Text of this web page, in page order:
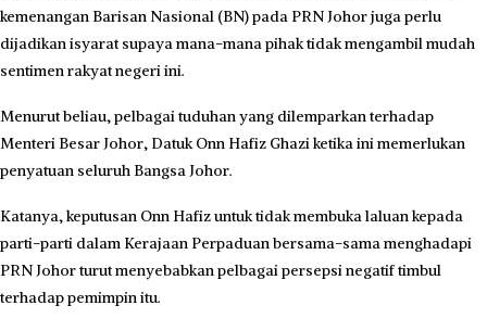
kemenangan Barisan Nasional (BN) pada PRN Johor juga perlu
dijadikan isyarat supaya mana-mana pihak tidak mengambil mudah
sentimen rakyat negeri ini.
Menurut beliau, pelbagai tuduhan yang dilemparkan terhadap
Menteri Besar Johor, Datuk Onn Hafiz Ghazi ketika ini memerlukan
penyatuan seluruh Bangsa Johor.
Katanya, keputusan Onn Hafiz untuk tidak membuka laluan kepada
parti-parti dalam Kerajaan Perpaduan bersama-sama menghadapi
PRN Johor turut menyebabkan pelbagai persepsi negatif timbul
terhadap pemimpin itu.